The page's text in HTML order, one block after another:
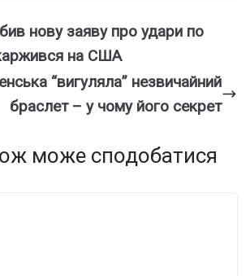
нову заяву про удари по
на США
“вигуляла” незвичайний
браслет – у чому його секрет
може сподобатися